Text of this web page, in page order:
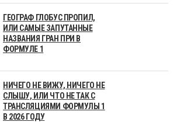
ГЕОГРАФ ГЛОБУС ПРОПИЛ,
ИЛИ САМЫЕ ЗАПУТАННЫЕ
НАЗВАНИЯ ГРАН ПРИ В
ФОРМУЛЕ 1
НИЧЕГО НЕ ВИЖУ, НИЧЕГО НЕ
СЛЫШУ, ИЛИ ЧТО НЕ ТАК С
ТРАНСЛЯЦИЯМИ ФОРМУЛЫ 1
В 2026 ГОДУ